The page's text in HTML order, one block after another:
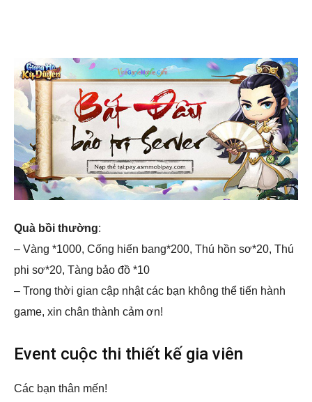
Quà bồi thường:
– Vàng *1000, Cống hiến bang*200, Thú hồn sơ*20, Thú
phi sơ*20, Tàng bảo đồ *10
– Trong thời gian cập nhật các bạn không thể tiến hành
game, xin chân thành cảm ơn!
Event cuộc thi thiết kế gia viên
Các bạn thân mến!